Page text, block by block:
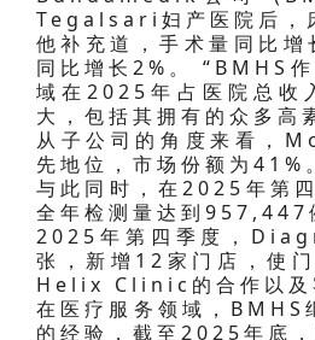
Tegalsari妇产医院后，
他补充道，手术量同比
同比增长2%。 “BMHS
域在2025年占医院总收
大，包括其拥有的众多高
从子公司的角度来看，
先地位，市场份额为
与此同时，在2025年
全年检测量达到957,447
2025年第四季度，
张，新增12家门店，使
Helix Clinic的合作以及
在医疗服务领域，BMHS
的经验，截至2025年底